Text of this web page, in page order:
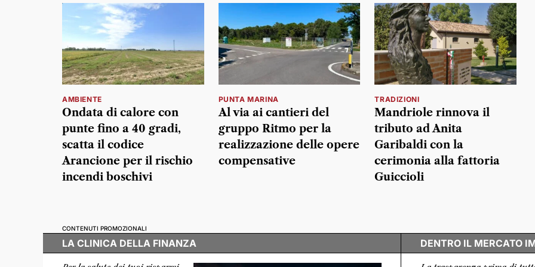
AMBIENTE
Ondata di calore con
punte fino a 40 gradi,
scatta il codice
Arancione per il rischio
incendi boschivi
PUNTA MARINA
Al via ai cantieri del
gruppo Ritmo per la
realizzazione delle opere
compensative
TRADIZIONI
Mandriole rinnova il
tributo ad Anita
Garibaldi con la
cerimonia alla fattoria
Guiccioli
CONTENUTI PROMOZIONALI
LA CLINICA DELLA FINANZA DENTRO IL MERCATO